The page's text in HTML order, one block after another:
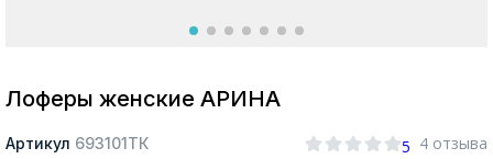
Лоферы женские АРИНА
Артикул 693101ТК 5 4 отзыва